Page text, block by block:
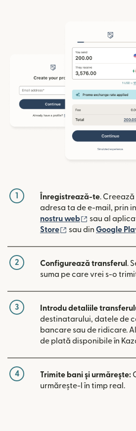
1 Înregistrează-te.
adresa ta de e-mail, prin
nostru web
(se
sau al
Store
(se deschide într-o
sau din Google
2 Configurează transferul .
suma pe care vrei s-o
3 Introdu detaliile
destinatarului, datele de
bancare sau de ridicare.
de plată disponibile în
4 Trimite bani și urmărește:
urmărește-l în timp real.